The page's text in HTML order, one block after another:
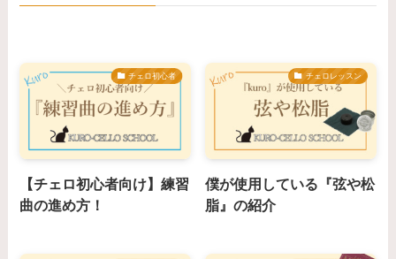
チェロ初心者
【チェロ初心者向け】練習
曲の進め方！
チェロレッスン
僕が使用している『弦や松
脂』の紹介